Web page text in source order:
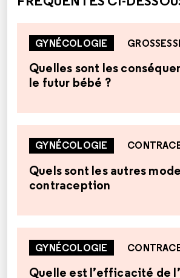
GYNÉCOLOGIE
Quelles sont les
le futur bébé ?
GYNÉCOLOGIE
Quels sont les autres
contraception
GYNÉCOLOGIE
Quelle est l’efficacité de